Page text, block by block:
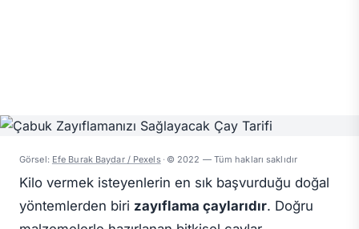
Görsel: Efe Burak Baydar / Pexels · © 2022 — Tüm hakları saklıdır
Kilo vermek isteyenlerin en sık başvurduğu doğal
yöntemlerden biri zayıflama çaylarıdır. Doğru